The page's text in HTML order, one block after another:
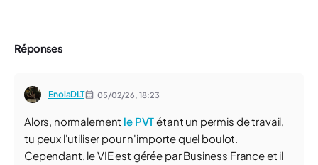
Réponses
EnolaDLT 05/02/26, 18:23
Alors, normalement le PVTétant un permis de travail,
tu peux l'utiliser pour n'importe quel boulot.
Cependant, le VIE est gérée par Business France et il